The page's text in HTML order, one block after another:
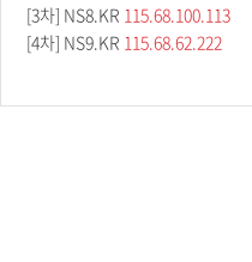
[3차] NS8.KR 115.68.100.113
[4차] NS9.KR 115.68.62.222